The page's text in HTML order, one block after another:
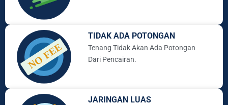
TIDAK ADA POTONGAN
Tenang Tidak Akan Ada Potongan
Dari Pencairan.
JARINGAN LUAS